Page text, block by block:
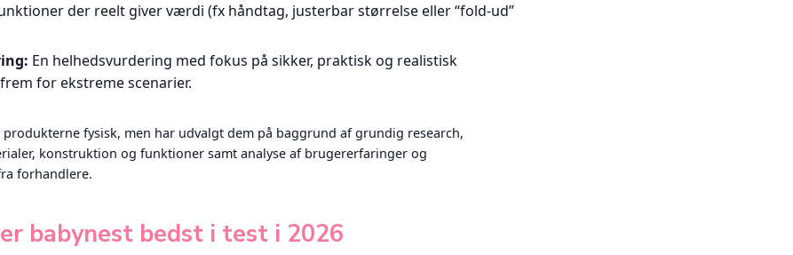
der reelt giver værdi (fx håndtag, justerbar størrelse eller “fold-ud”
En helhedsvurdering med fokus på sikker, praktisk og realistisk
for ekstreme scenarier.
produkterne fysisk, men har udvalgt dem på baggrund af grundig research,
konstruktion og funktioner samt analyse af brugererfaringer og
forhandlere.
babynest bedst i test i 2026